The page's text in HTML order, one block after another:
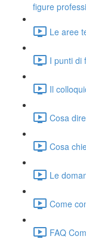
figure
Le aree
I punti di
Il
Cosa
Cosa
Le
Come
FAQ